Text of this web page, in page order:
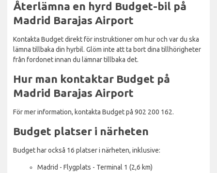
Återlämna en hyrd Budget-bil på
Madrid Barajas Airport
Kontakta Budget direkt för instruktioner om hur och var du ska
lämna tillbaka din hyrbil. Glöm inte att ta bort dina tillhörigheter
från fordonet innan du lämnar tillbaka det.
Hur man kontaktar Budget på
Madrid Barajas Airport
För mer information, kontakta Budget på 902 200 162.
Budget platser i närheten
Budget har också 16 platser i närheten, inklusive:
Madrid - Flygplats - Terminal 1 (2,6 km)